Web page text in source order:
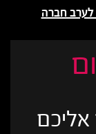
לערב חברה
אליכם